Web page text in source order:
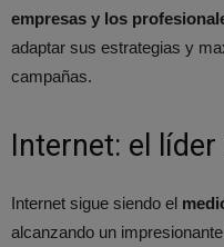
empresas y los
adaptar sus estrategias y
campañas.
Internet: el
Internet sigue siendo el
alcanzando un